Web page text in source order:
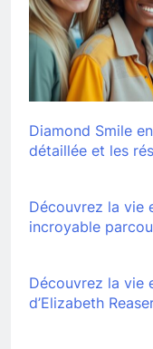
Diamond Smile
détaillée et les
Découvrez la vie
incroyable
Découvrez la vie
d’Elizabeth